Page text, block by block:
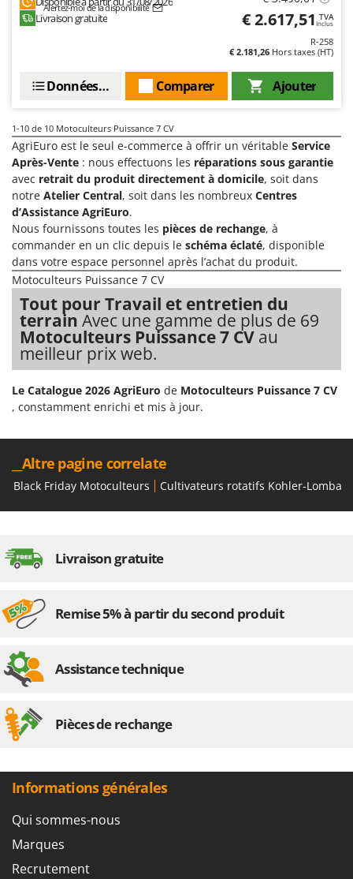
Resto Italia
Ritter
Robomow
Rossofuoco
Rover Pompe
Royal Food
Ryobi
S
S.T.P.
Santos
Sbaraglia
Schnitzer
Seven Italy
Shark
Silky
Sirman
Skil
Snapper
Spice Electronics
Spiralmac
Spyro
Stiga
Tellarini Pompe
Alertez-moi de la disponibilité
Livraison gratuite € 2.617,51 TVA
Inclus
R-258
€ 2.181,26 Hors taxes (HT)
Ajouter
Comparer
Données techniques
1-10 de 10 Motoculteurs Puissance 7 CV
AgriEuro est le seul e-commerce à offrir un véritable Service
Après-Vente : nous effectuons les réparations sous garantie
avec retrait du produit directement à domicile, soit dans
notre Atelier Central, soit dans les nombreux Centres
d’Assistance AgriEuro.
Nous fournissons toutes les pièces de rechange, à
commander en un clic depuis le schéma éclaté, disponible
dans votre espace personnel après l’achat du produit.
Motoculteurs Puissance 7 CV
Tout pour Travail et entretien du
terrain Avec une gamme de plus de 69
Motoculteurs Puissance 7 CV au
meilleur prix web.
Le Catalogue 2026 AgriEuro de Motoculteurs Puissance 7 CV
, constamment enrichi et mis à jour.
__Altre pagine correlate
Black Friday Motoculteurs Cultivateurs rotatifs Kohler-
Livraison gratuite
Remise 5% à partir du second produit
Assistance technique
Pièces de rechange
Informations générales
Qui sommes-nous
Marques
Recrutement